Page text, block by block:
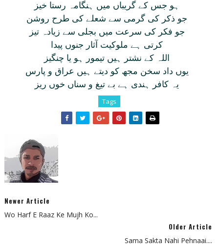
ہو جس کے گريباں ميں ہنگامہ رستا خيز
جو ذکر کی گرمی سے شعلے کی طرح روشن
جو فکر کی سرعت ميں بجلی سے زيادہ تيز
کرتی ہے ملوکيت آثار جنوں پيدا
اللہ کے نشتر ہيں تيمور ہو يا چنگيز
يوں داد سخن مجھ کو ديتے ہيں عراق و پارس
يہ کافر ہندی ہے بے تيغ و سناں خوں ريز
Tags
Newer Article
Wo Harf E Raaz Ke Mujh Ko...
Older Article
Sama Sakta Nahi Pehnaai....